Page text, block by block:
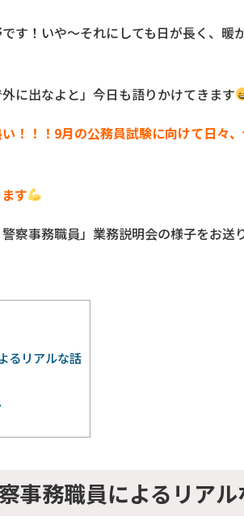
す！いや～それにしても日が長く、暖
に出なよと」今日も語りかけてきます
！！！9月の公務員試験に向けて日々
す
察事務職員」業務説明会の様子をお送
るリアルな話
事務職員によるリア